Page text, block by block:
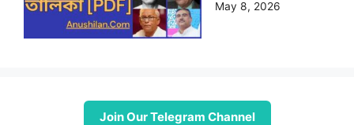
May 8, 2026
Join Our Telegram Channel